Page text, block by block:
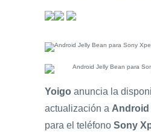
Yoigo anuncia la
actualización a Android
para el teléfono Sony